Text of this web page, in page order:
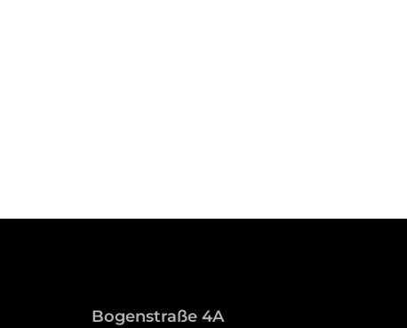
Bogenstraße 4A